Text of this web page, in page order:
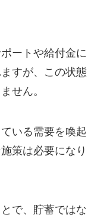
ートや給付金に
すが、この状態
せん。
いる需要を喚起
策は必要になり
で、貯蓄ではな